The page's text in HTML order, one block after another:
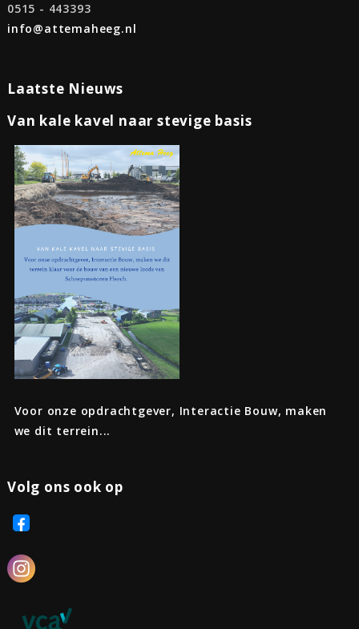
0515 - 443393
info@attemaheeg.nl
Laatste Nieuws
Van kale kavel naar stevige basis
Voor onze opdrachtgever, Interactie Bouw, maken
we dit terrein...
Volg ons ook op